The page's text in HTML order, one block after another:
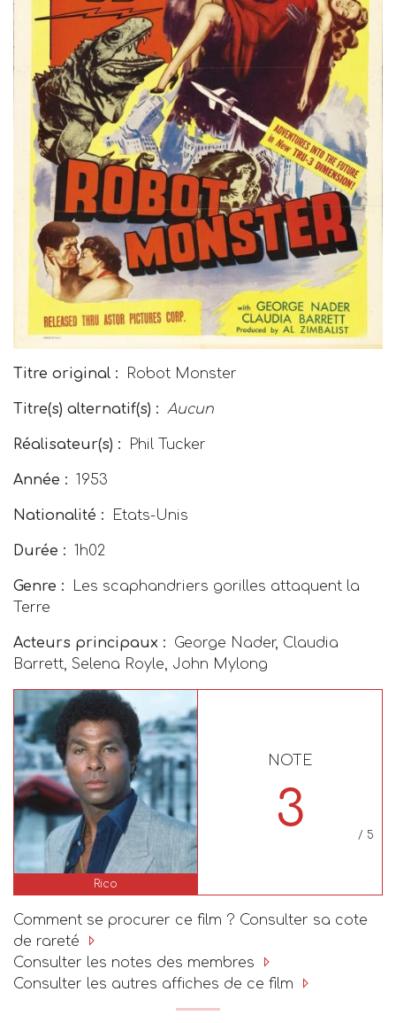
Titre original : Robot Monster
Titre(s) alternatif(s) : Aucun
Réalisateur(s) : Phil Tucker
Année : 1953
Nationalité : Etats-Unis
Durée : 1h02
Genre :
Les scaphandriers gorilles attaquent la
Terre
Acteurs principaux :
George Nader, Claudia
Barrett, Selena Royle, John Mylong
Rico
NOTE
3 / 5
Comment se procurer ce film ? Consulter sa cote
de rareté
Consulter les notes des membres
Consulter les autres affiches de ce film